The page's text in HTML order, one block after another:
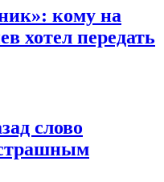
кому на
хотел передать
слово